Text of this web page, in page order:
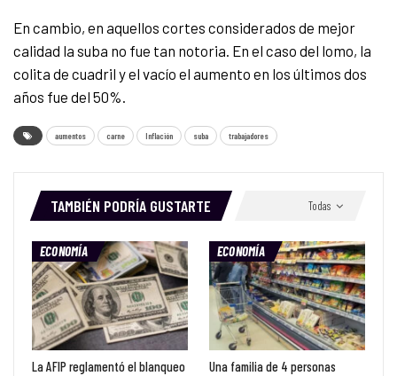
En cambio, en aquellos cortes considerados de mejor
calidad la suba no fue tan notoria. En el caso del lomo, la
colita de cuadril y el vacío el aumento en los últimos dos
años fue del 50%.
aumentos carne Inflación suba trabajadores
Todas
TAMBIÉN PODRÍA GUSTARTE
ECONOMÍA
La AFIP reglamentó el blanqueo
ECONOMÍA
Una familia de 4 personas